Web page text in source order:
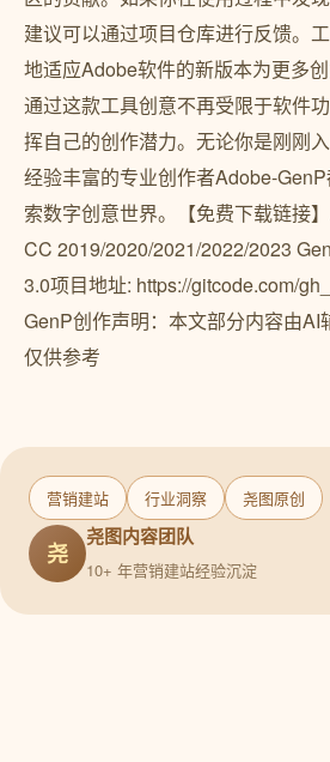
建议可以通过项目仓库进行反馈。
地适应Adobe软件的新版本为更多创
通过这款工具创意不再受限于软件
挥自己的创作潜力。无论你是刚刚
经验丰富的专业创作者Adobe-
索数字创意世界。【免费下载链接
CC 2019/2020/2021/2022/2023
3.0项目地址: https://gitcode.com/
GenP创作声明：本文部分内容由AI
仅供参考
营销建站 行业洞察 尧图原创
尧
尧图内容团队
10+ 年营销建站经验沉淀